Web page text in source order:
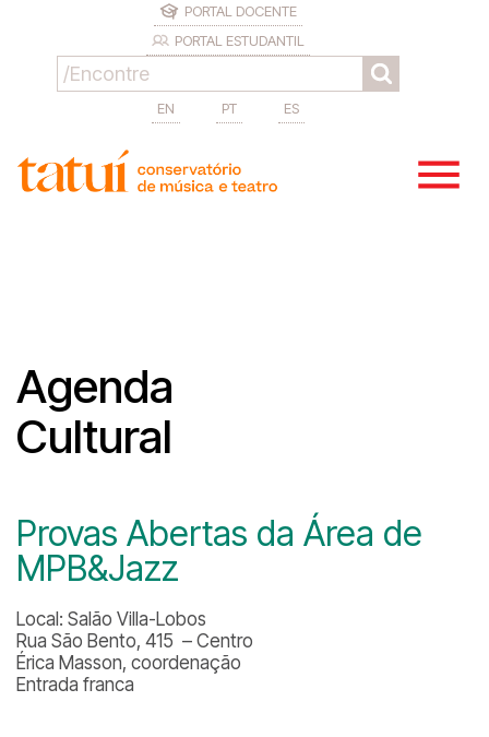
PORTAL DOCENTE
PORTAL ESTUDANTIL
EN PT ES
Agenda
Cultural
Provas Abertas da Área de
MPB&Jazz
Local: Salão Villa-Lobos
Rua São Bento, 415 – Centro
Érica Masson, coordenação
Entrada franca